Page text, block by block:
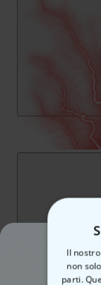
Il
non
parti.